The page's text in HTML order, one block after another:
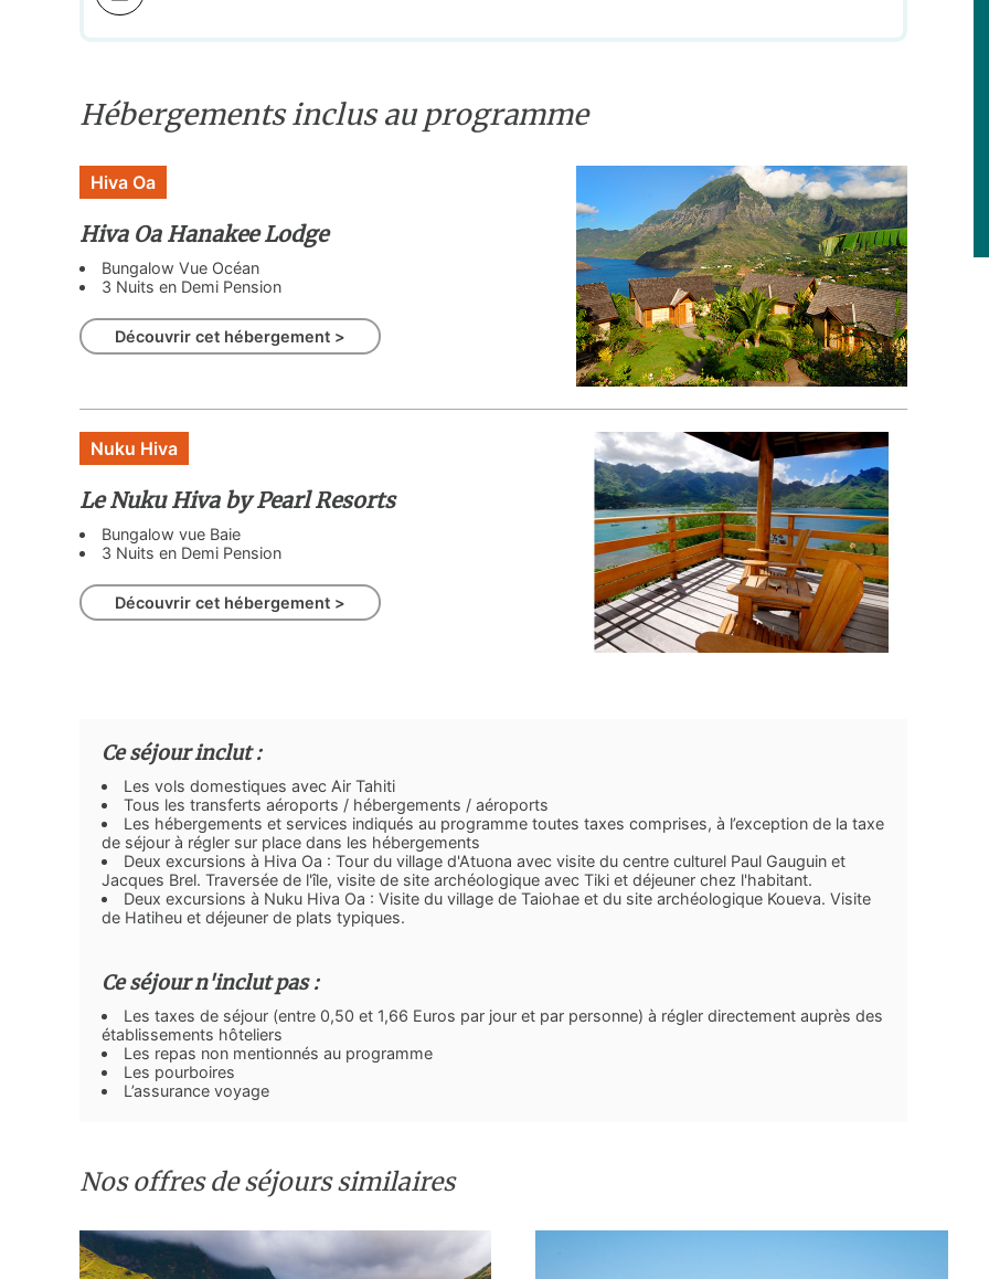
Hébergements inclus au programme
Hiva Oa
Hiva Oa Hanakee Lodge
Bungalow Vue Océan
3 Nuits en Demi Pension
Découvrir cet hébergement >
Nuku Hiva
Le Nuku Hiva by Pearl Resorts
Bungalow vue Baie
3 Nuits en Demi Pension
Découvrir cet hébergement >
Ce séjour inclut :
Les vols domestiques avec Air Tahiti
Tous les transferts aéroports / hébergements / aéroports
Les hébergements et services indiqués au programme toutes taxes comprises, à l’exception de la taxe
de séjour à régler sur place dans les hébergements
Deux excursions à Hiva Oa : Tour du village d'Atuona avec visite du centre culturel Paul Gauguin et
Jacques Brel. Traversée de l'île, visite de site archéologique avec Tiki et déjeuner chez l'habitant.
Deux excursions à Nuku Hiva Oa : Visite du village de Taiohae et du site archéologique Koueva. Visite
de Hatiheu et déjeuner de plats typiques.
Ce séjour n'inclut pas :
Les taxes de séjour (entre 0,50 et 1,66 Euros par jour et par personne) à régler directement auprès des
établissements hôteliers
Les repas non mentionnés au programme
Les pourboires
L’assurance voyage
Nos offres de séjours similaires